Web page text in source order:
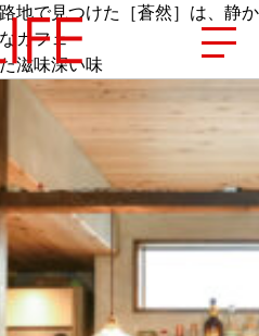
す
地で見つけた［蒼然］は、静か
カフェ
滋味深い味